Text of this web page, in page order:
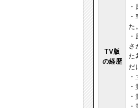
TV版
の経歴
た。
さ
た
だ
・
・
・
・